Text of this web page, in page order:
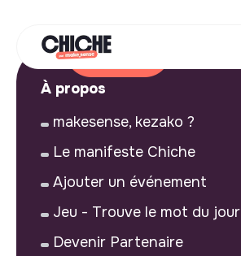
À propos
makesense, kezako ?
Le manifeste Chiche
Ajouter un événement
Jeu - Trouve le mot du jour
Devenir Partenaire